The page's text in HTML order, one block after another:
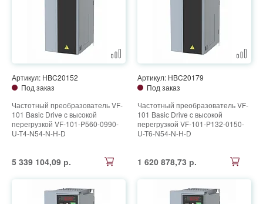
Артикул: HBC20152
Под заказ
Частотный преобразователь VF-
101 Basic Drive c высокой
перегрузкой VF-101-P560-0990-
U-T4-N54-N-H-D
5 339 104,09 р.
Артикул: HBC20179
Под заказ
Частотный преобразователь VF-
101 Basic Drive c высокой
перегрузкой VF-101-P132-0150-
U-T6-N54-N-H-D
1 620 878,73 р.